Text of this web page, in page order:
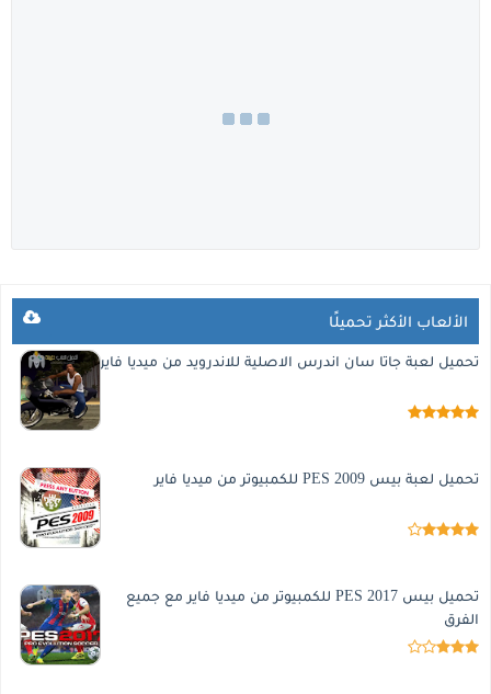
الألعاب الأكثر تحميلًا
تحميل لعبة جاتا سان اندرس الاصلية للاندرويد من ميديا فاير
تحميل لعبة بيس 2009 PES للكمبيوتر من ميديا فاير
تحميل بيس 2017 PES للكمبيوتر من ميديا فاير مع جميع
الفرق